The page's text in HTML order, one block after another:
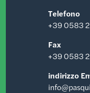
Telefono
+39 0583
Fax
+39 0583
indirizzo